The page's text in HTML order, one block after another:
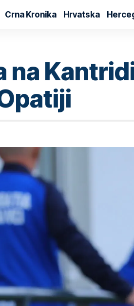
Crna Kronika Hrvatska